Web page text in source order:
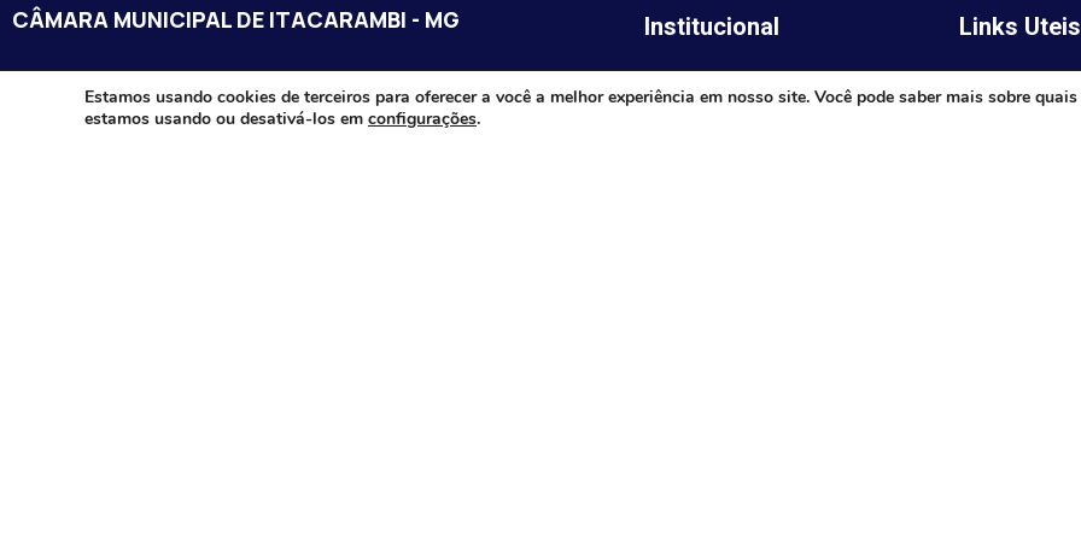
CÂMARA MUNICIPAL DE ITACARAMBI - MG
Endereço: Av. Juca Nascimento, n.º 240, Nossa Senhora de Fátima,
Itacarambi/MG – CEP: 39470-000
Institucional
Legislativo
Links Uteis
Prefeitura de
Estamos usando cookies de terceiros para oferecer a você a melhor experiência em nosso site. Você pode saber mais sobre
estamos usando ou desativá-los em configurações.